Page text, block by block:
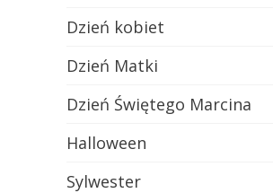
Dzień kobiet
Dzień Matki
Dzień Świętego Marcina
Halloween
Sylwester